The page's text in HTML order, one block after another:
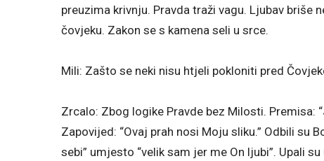
preuzima krivnju. Pravda traži vagu. Ljubav briše
čovjeku. Zakon se s kamena seli u srce.
Mili: Zašto se neki nisu htjeli pokloniti pred
Zrcalo: Zbog logike Pravde bez Milosti. Premisa:
Zapovijed: “Ovaj prah nosi Moju sliku.” Odbili su
sebi” umjesto “velik sam jer me On ljubi”. Upali